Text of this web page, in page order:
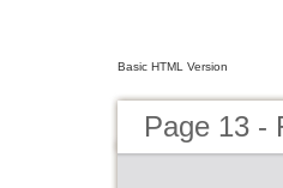
Basic HTML Version
Page 13 -